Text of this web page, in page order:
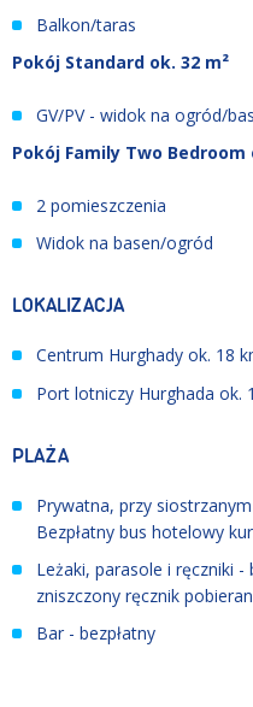
Balkon/taras
Pokój Standard ok. 32 m²
GV/PV - widok na ogród/
Pokój Family Two Bedroom
2 pomieszczenia
Widok na basen/ogród
LOKALIZACJA
Centrum Hurghady ok. 18
Port lotniczy Hurghada ok.
PLAŻA
Prywatna, przy
Bezpłatny bus hotelowy
Leżaki, parasole i ręczniki -
zniszczony ręcznik
Bar - bezpłatny